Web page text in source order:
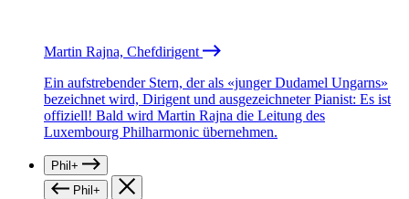
Martin Rajna, Chefdirigent
Ein aufstrebender Stern, der als «junger Dudamel Ungarns»
bezeichnet wird, Dirigent und ausgezeichneter Pianist: Es ist
offiziell! Bald wird Martin Rajna die Leitung des
Luxembourg Philharmonic übernehmen.
Phil+
Phil+